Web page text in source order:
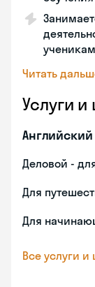
Читать
Услуги
Деловой -
Для
Для
Все услуги и